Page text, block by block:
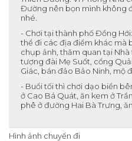
Đường nên bọn mình không
nhé.
- Chơi tại thành phố Đồng
thể đi các địa điểm khác mà
chụp ảnh, thăm quan tại Nhà
tượng đài Mẹ Suốt, cổng
Giác, bán đảo Bảo Ninh, mộ
- Buổi tối thì chơi dạo biển
ở Cao Bá Quát, ăn kem ở
phê ở đường Hai Bà Trưng,
Hình ảnh chuyến đi